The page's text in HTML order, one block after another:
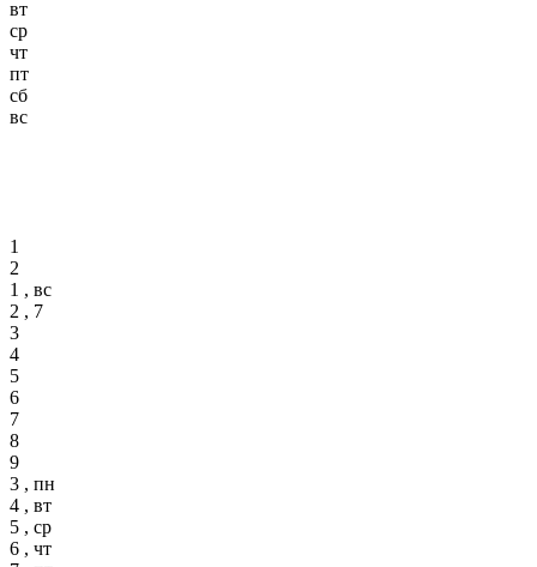
вт
ср
чт
пт
сб
вс
1
2
1 , вс
2 , 7
3
4
5
6
7
8
9
3 , пн
4 , вт
5 , ср
6 , чт